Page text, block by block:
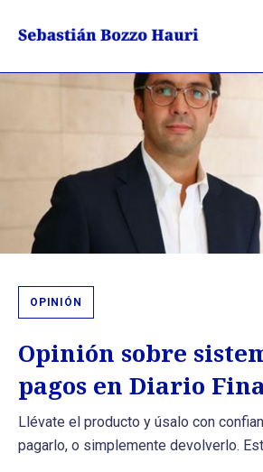
OPINIÓN
Opinión sobre
pagos en Diario
Llévate el producto y úsalo con
pagarlo, o simplemente devolverlo.